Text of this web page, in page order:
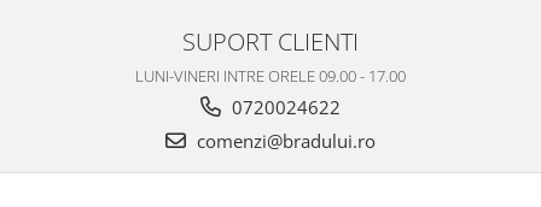
SUPORT CLIENTI
LUNI-VINERI INTRE ORELE 09.00 - 17.00
0720024622
comenzi@bradului.ro